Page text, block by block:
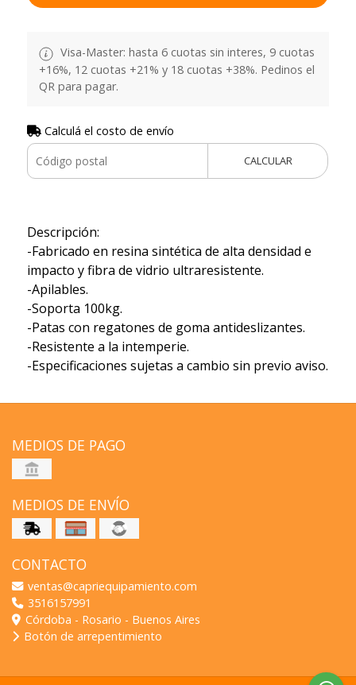
Visa-Master: hasta 6 cuotas sin interes, 9 cuotas
+16%, 12 cuotas +21% y 18 cuotas +38%. Pedinos el
QR para pagar.
Calculá el costo de envío
CALCULAR
Descripción:
-Fabricado en resina sintética de alta densidad e
impacto y fibra de vidrio ultraresistente.
-Apilables.
-Soporta 100kg.
-Patas con regatones de goma antideslizantes.
-Resistente a la intemperie.
-Especificaciones sujetas a cambio sin previo aviso.
MEDIOS DE PAGO
MEDIOS DE ENVÍO
CONTACTO
ventas@capriequipamiento.com
3516157991
Córdoba - Rosario - Buenos Aires
Botón de arrepentimiento